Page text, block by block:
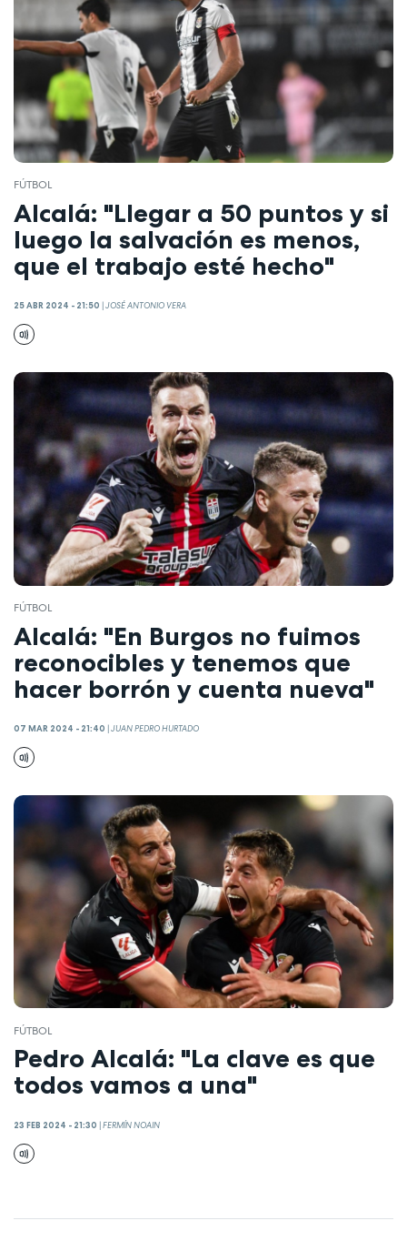
FÚTBOL
Alcalá: "Llegar a 50 puntos y si
luego la salvación es menos,
que el trabajo esté hecho"
25 ABR 2024 - 21:50 JOSÉ ANTONIO VERA
FÚTBOL
Alcalá: "En Burgos no fuimos
reconocibles y tenemos que
hacer borrón y cuenta nueva"
07 MAR 2024 - 21:40 |JUAN PEDRO HURTADO
FÚTBOL
Pedro Alcalá: "La clave es que
todos vamos a una"
23 FEB 2024 - 21:30 |FERMÍN NOAIN